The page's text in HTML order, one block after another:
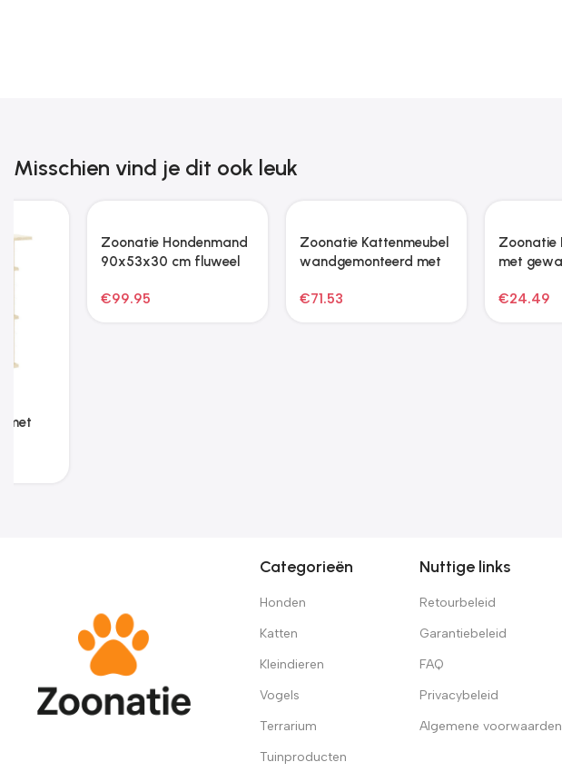
Misschien vind je dit ook leuk
Zoonatie Hondenren
inklapbaar met
Categorieën
Honden
Katten
Kleindieren
Vogels
Terrarium
Tuinproducten
Nuttige links
Retourbeleid
Garantiebeleid
FAQ
Privacybeleid
Algemene voorwaarden